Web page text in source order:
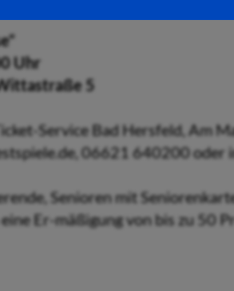
Uhr
5
Service Bad Hersfeld, Am
06621 640200 oder
Senioren mit
Er-mäßigung von bis zu 50